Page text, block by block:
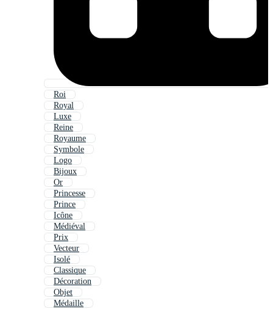
Roi
Royal
Luxe
Reine
Royaume
Symbole
Logo
Bijoux
Or
Princesse
Prince
Icône
Médiéval
Prix
Vecteur
Isolé
Classique
Décoration
Objet
Médaille